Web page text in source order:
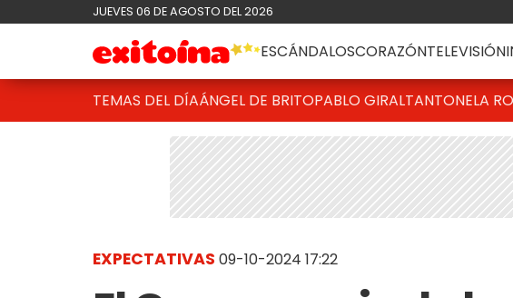
JUEVES 06 DE AGOSTO DEL 2026
ESCÁNDALOSCORAZÓNTELEVISIÓN
TEMAS DEL DÍAÁNGEL DE BRITOPABLO GIRALTANTONELA
EXPECTATIVAS 09-10-2024 17:22